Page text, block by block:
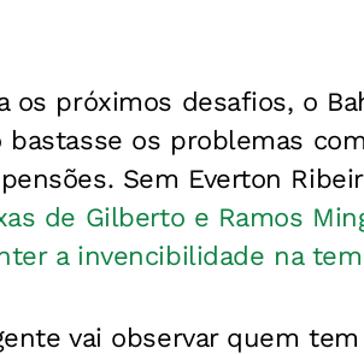
os próximos desafios, o
bastasse os problemas
Sem Everton
de Gilberto e Ramos
a invencibilidade na
vai observar quem